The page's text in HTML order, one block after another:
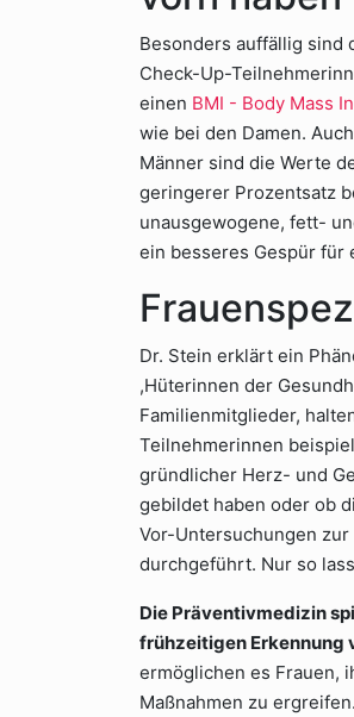
Besonders auffällig sind
Check-Up-
einen BMI - Body Mass
wie bei den Damen.
Männer sind die Werte
geringerer Prozentsatz
unausgewogene, fett-
ein besseres Gespür für
Dr. Stein erklärt ein
,Hüterinnen der
Familienmitglieder,
Teilnehmerinnen
gründlicher Herz- und
gebildet haben oder ob
Vor-Untersuchungen
durchgeführt. Nur so
Die Präventivmedizin
frühzeitigen Erkennung
ermöglichen es Frauen,
Maßnahmen zu